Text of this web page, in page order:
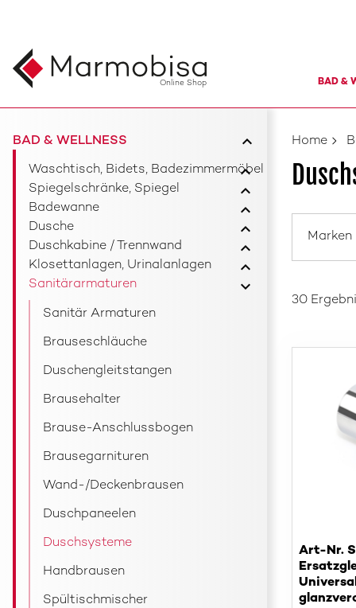
Online Shop BAD &
BAD & WELLNESS
Waschtisch, Bidets, Badezimmermöbel
Spiegelschränke, Spiegel
Badewanne
Dusche
Duschkabine / Trennwand
Klosettanlagen, Urinalanlagen
Sanitärarmaturen
Sanitär Armaturen
Brauseschläuche
Duschengleitstangen
Brausehalter
Brause-Anschlussbogen
Brausegarnituren
Wand-/Deckenbrausen
Duschpaneelen
Duschsysteme
Handbrausen
Spültischmischer
Home
Marken
30
Art-Nr.